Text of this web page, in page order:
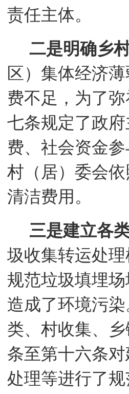
责任主体。
二是明确乡
区）集体经济
费不足，为了
七条规定了政
费、社会资金
村（居）委会
清洁费用 。
三是建立各
圾收集转运处
规范垃圾填埋
造成了环境污
类、村收集、
条至第十六条
处理等进行了规